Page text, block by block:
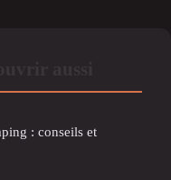
: conseils et